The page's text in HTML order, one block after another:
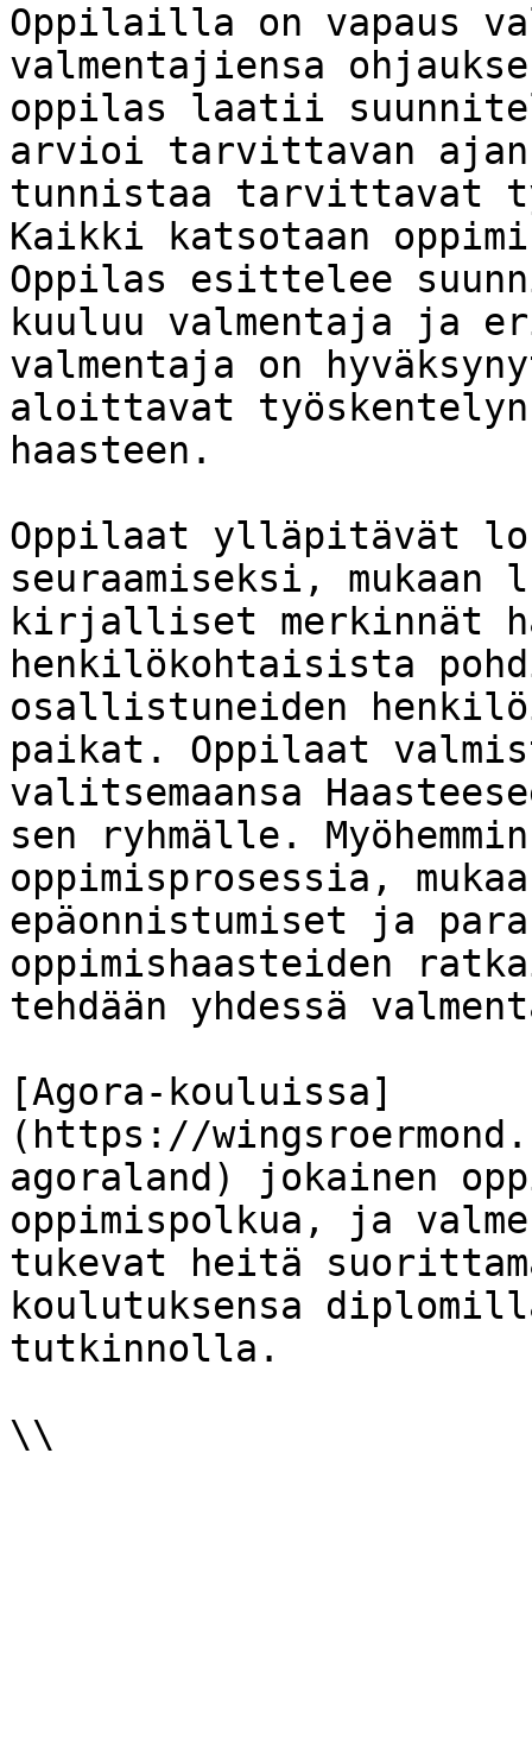
Oppilailla on vapaus
valmentajiensa
oppilas laatii
arvioi tarvittavan ajan
tunnistaa tarvittavat
Kaikki katsotaan
Oppilas esittelee
kuuluu valmentaja ja
valmentaja on
aloittavat
haasteen.
Oppilaat ylläpitävät
seuraamiseksi,
kirjalliset merkinnät
henkilökohtaisista
osallistuneiden
paikat. Oppilaat
valitsemaansa
sen ryhmälle.
oppimisprosessia,
epäonnistumiset ja
oppimishaasteiden
tehdään yhdessä
[Agora-kouluissa]
(https://
agoraland) jokainen
oppimispolkua, ja
tukevat heitä
koulutuksensa
tutkinnolla.